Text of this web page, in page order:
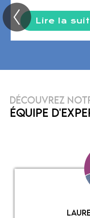
Lire la
DÉCOUVREZ
ÉQUIPE